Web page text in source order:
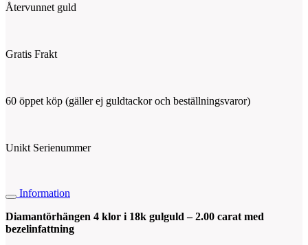
Återvunnet guld
Gratis Frakt
60 öppet köp (gäller ej guldtackor och beställningsvaror)
Unikt Serienummer
Information
Diamantörhängen 4 klor i 18k gulguld – 2.00 carat med
bezelinfattning